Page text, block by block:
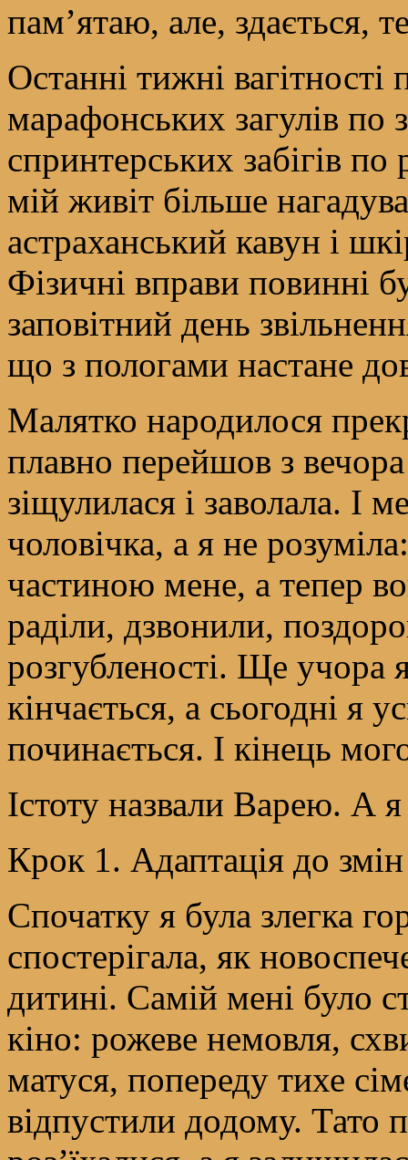
пам’ятаю, але, здається,
Останні тижні
марафонських загулів по
спринтерських забігів
мій живіт більше
астраханський кавун і
Фізичні вправи повинні
заповітний день
що з пологами настане
Малятко народилося
плавно перейшов з
зіщулилася і заволала. І
чоловічка, а я не
частиною мене, а тепер
раділи, дзвонили,
розгубленості. Ще учора
кінчається, а сьогодні я
починається. І кінець
Істоту назвали Варею. А
Крок 1. Адаптація до змін
Спочатку я була злегка
спостерігала, як
дитині. Самій мені було
кіно: рожеве немовля,
матуся, попереду тихе
відпустили додому. Тато